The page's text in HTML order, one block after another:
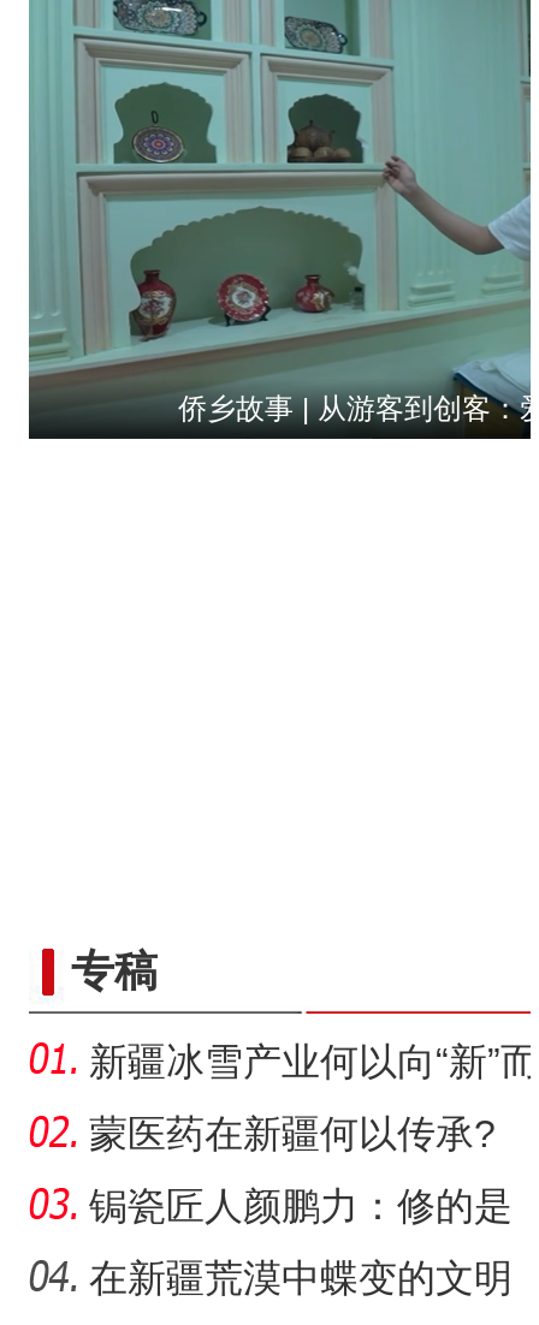
侨乡故事 | 从游客到创客：
专稿
新疆冰雪产业何以向“新”而
行？
蒙医药在新疆何以传承?
锔瓷匠人颜鹏力：修的是
瓷，也是“情”
在新疆荒漠中蝶变的文明